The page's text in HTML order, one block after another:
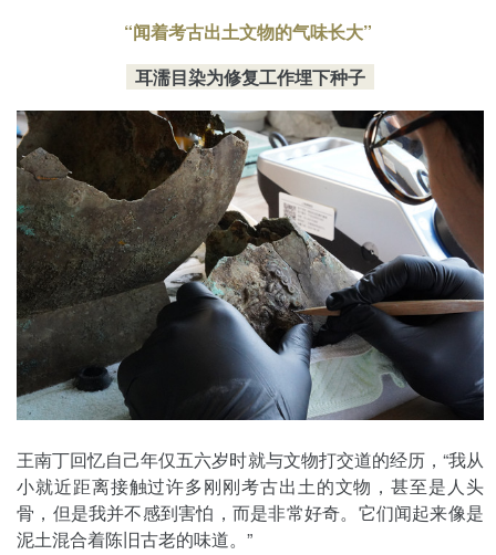
“闻着考古出土文物的气味长大”
耳濡目染为修复工作埋下种子
王南丁回忆自己年仅五六岁时就与文物打交道的经历，“我从
小就近距离接触过许多刚刚考古出土的文物，甚至是人头
骨，但是我并不感到害怕，而是非常好奇。它们闻起来像是
泥土混合着陈旧古老的味道。”